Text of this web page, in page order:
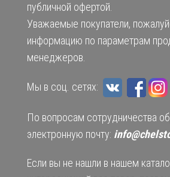
публичной офертой.
Уважаемые покупатели,
информацию по параметрам
менеджеров.
Мы в соц. сетях:
По вопросам сотрудничества
электронную почту:
Если вы не нашли в нашем